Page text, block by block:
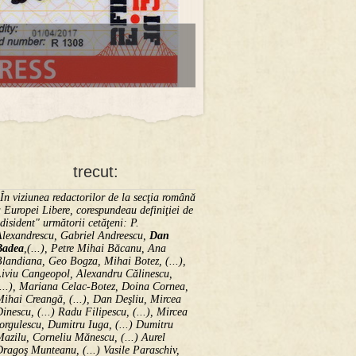
trecut:
viziunea redactorilor de la secţia română
Europei Libere, corespundeau definiţiei de
următorii ce­tă­ţeni: P.
Gabriel Andreescu, Dan
,(...), Petre Mihai Băcanu, Ana
Geo Bogza, Mihai Botez, (...),
Cangeopol, Alexandru Călinescu,
Mariana Celac-Botez, Doina Cornea,
Creangă, (...), Dan Deşliu, Mircea
(...) Radu Filipescu, (...), Mircea
Dumitru Iuga, (...) Dumitru
Corneliu Mănescu, (...) Aurel
Munteanu, (...) Vasile Paraschiv,